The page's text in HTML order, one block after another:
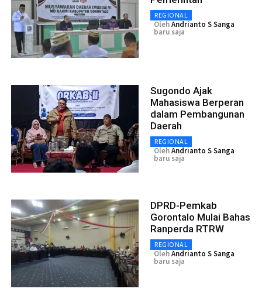
REGIONAL
OlehAndrianto S Sanga
baru saja
Sugondo Ajak
Mahasiswa Berperan
dalam Pembangunan
Daerah
REGIONAL
OlehAndrianto S Sanga
baru saja
DPRD-Pemkab
Gorontalo Mulai Bahas
Ranperda RTRW
REGIONAL
OlehAndrianto S Sanga
baru saja